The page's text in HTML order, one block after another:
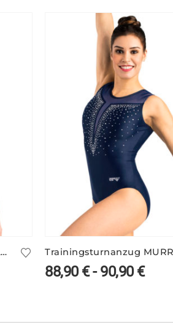
Glänzend roter Turnanzug LORNA/3 mit Ärmelprint
88,90€-90,90€